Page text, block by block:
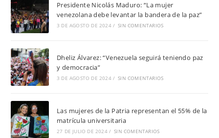
Presidente Nicolás Maduro: “La mujer
venezolana debe levantar la bandera de la paz”
3 DE AGOSTO DE 2024 / SIN COMENTARIOS
Dheliz Álvarez: “Venezuela seguirá teniendo paz
y democracia”
3 DE AGOSTO DE 2024 / SIN COMENTARIOS
Las mujeres de la Patria representan el 55% de la
matrícula universitaria
27 DE JULIO DE 2024 / SIN COMENTARIOS